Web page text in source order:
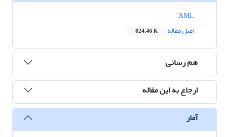
اصل مقاله
824.46 K
هم رسانی
ارجاع به این مقاله
آمار